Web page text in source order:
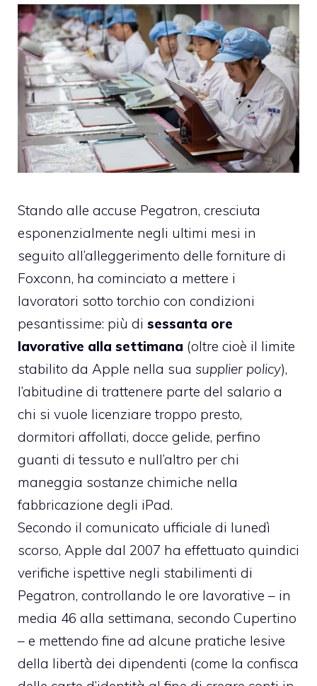
Stando alle accuse Pegatron, cresciuta
esponenzialmente negli ultimi mesi in
seguito all’alleggerimento delle forniture di
Foxconn, ha cominciato a mettere i
lavoratori sotto torchio con condizioni
pesantissime: più di sessanta ore
lavorative alla settimana (oltre cioè il limite
stabilito da Apple nella sua supplier policy),
l’abitudine di trattenere parte del salario a
chi si vuole licenziare troppo presto,
dormitori affollati, docce gelide, perfino
guanti di tessuto e null’altro per chi
maneggia sostanze chimiche nella
fabbricazione degli iPad.
Secondo il comunicato ufficiale di lunedì
scorso, Apple dal 2007 ha effettuato quindici
verifiche ispettive negli stabilimenti di
Pegatron, controllando le ore lavorative – in
media 46 alla settimana, secondo Cupertino
– e mettendo fine ad alcune pratiche lesive
della libertà dei dipendenti (come la confisca